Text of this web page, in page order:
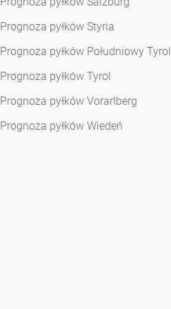
Prognoza pyłków Styria
Prognoza pyłków Południowy Tyrol
Prognoza pyłków Tyrol
Prognoza pyłków Vorarlberg
Prognoza pyłków Wiedeń